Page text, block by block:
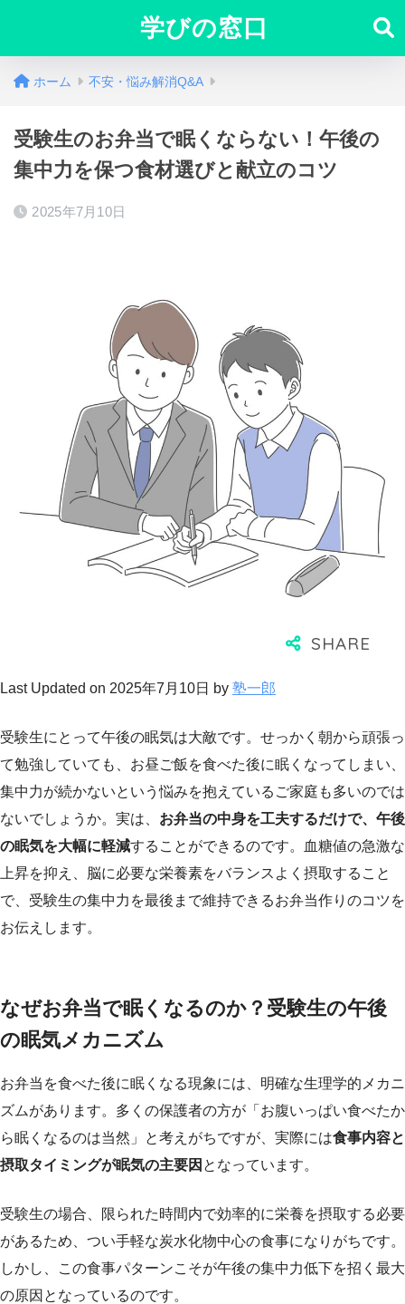
学びの窓口
ホーム 不安・悩み解消Q&A
受験生のお弁当で眠くならない！午後の
集中力を保つ食材選びと献立のコツ
2025年7月10日
Last Updated on 2025年7月10日 by 塾一郎
受験生にとって午後の眠気は大敵です。せっかく朝から頑張っ
て勉強していても、お昼ご飯を食べた後に眠くなってしまい、
集中力が続かないという悩みを抱えているご家庭も多いのでは
ないでしょうか。実は、 お弁当の中身を工夫するだけで、午後
の眠気を大幅に軽減することができるのです。血糖値の急激な
上昇を抑え、脳に必要な栄養素をバランスよく摂取すること
で、受験生の集中力を最後まで維持できるお弁当作りのコツを
お伝えします。
なぜお弁当で眠くなるのか？受験生の午後
の眠気メカニズム
お弁当を食べた後に眠くなる現象には、明確な生理学的メカニ
ズムがあります。多くの保護者の方が「お腹いっぱい食べたか
ら眠くなるのは当然」と考えがちですが、実際には食事内容と
摂取タイミングが眠気の主要因 となっています。
受験生の場合、限られた時間内で効率的に栄養を摂取する必要
があるため、つい手軽な炭水化物中心の食事になりがちです。
しかし、この食事パターンこそが午後の集中力低下を招く最大
の原因となっているのです。